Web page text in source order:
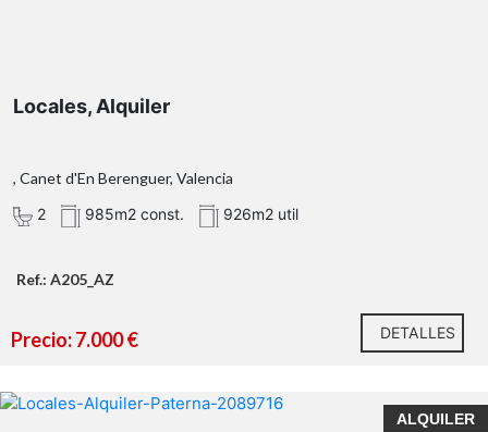
Locales, Alquiler
, Canet d'En Berenguer, Valencia
2
985m2 const. 926m2 util
Ref.: A205_AZ
Precio: 7.000 € DETALLES
ALQUILER